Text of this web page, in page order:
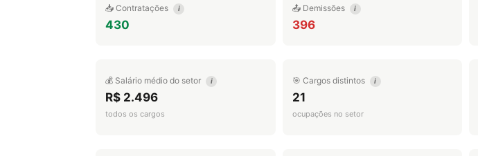
📥 Contratações i
430
📤 Demissões i
396
💰 Salário médio do setor i
R$ 2.496
todos os cargos
🎯 Cargos distintos i
21
ocupações no setor